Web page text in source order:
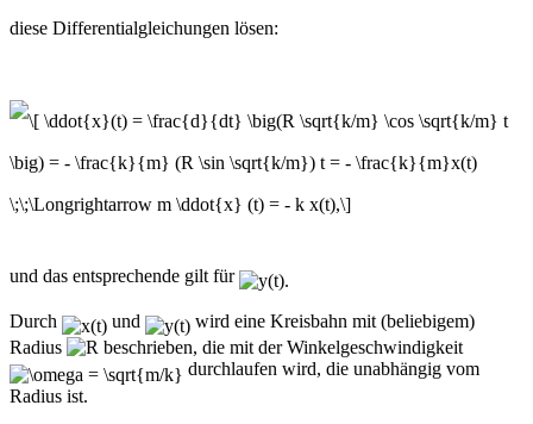
diese Differentialgleichungen lösen:
und das entsprechende gilt für
Durch und
wird eine Kreisbahn mit (beliebigem)
Radius
beschrieben, die mit der Winkelgeschwindigkeit
durchlaufen wird, die unabhängig vom
Radius ist.